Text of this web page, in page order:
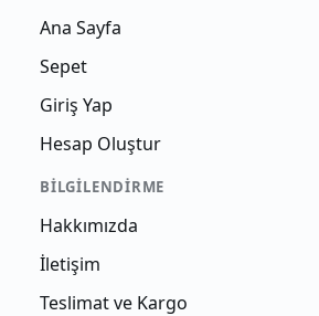
Ana Sayfa
Sepet
Giriş Yap
Hesap Oluştur
BILGILENDIRME
Hakkımızda
İletişim
Teslimat ve Kargo